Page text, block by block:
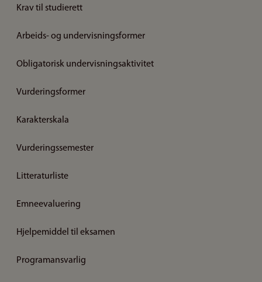
Krav til studierett
Arbeids- og undervisningsformer
Obligatorisk undervisningsaktivitet
Vurderingsformer
Karakterskala
Vurderingssemester
Litteraturliste
Emneevaluering
Hjelpemiddel til eksamen
Programansvarlig